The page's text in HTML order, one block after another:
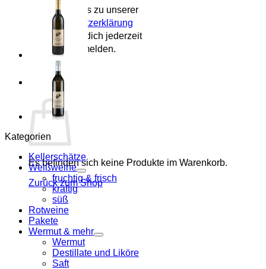
Hier geht es zu unserer
Datenschutzerklärung
Du kannst dich jederzeit
wieder abmelden.
Warenkorb
Es befinden sich keine Produkte im Warenkorb.
Zurück zum Shop
Kategorien
Kellerschätze
Weißweine
fruchtig & frisch
kräftig
süß
Rotweine
Pakete
Wermut & mehr
Wermut
Destillate und Liköre
Saft